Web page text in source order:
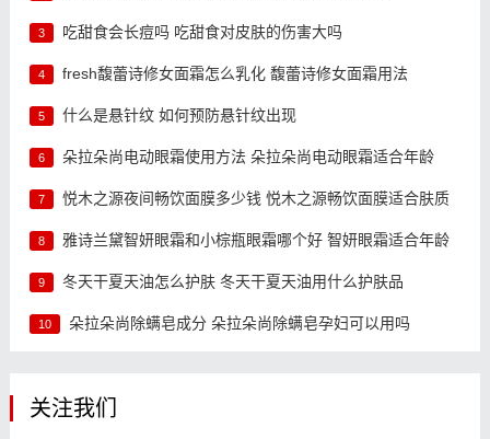
3 吃甜食会长痘吗 吃甜食对皮肤的伤害大吗
4 fresh馥蕾诗修女面霜怎么乳化 馥蕾诗修女面霜用法
5 什么是悬针纹 如何预防悬针纹出现
6 朵拉朵尚电动眼霜使用方法 朵拉朵尚电动眼霜适合年龄
7 悦木之源夜间畅饮面膜多少钱 悦木之源畅饮面膜适合肤质
8 雅诗兰黛智妍眼霜和小棕瓶眼霜哪个好 智妍眼霜适合年龄
9 冬天干夏天油怎么护肤 冬天干夏天油用什么护肤品
10 朵拉朵尚除螨皂成分 朵拉朵尚除螨皂孕妇可以用吗
关注我们